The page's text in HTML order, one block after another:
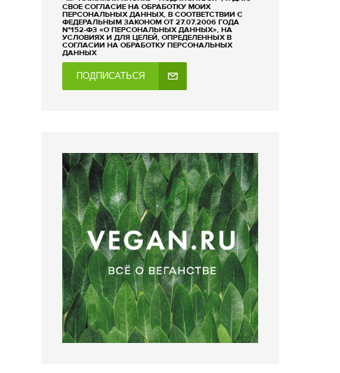
СВОЕ СОГЛАСИЕ НА ОБРАБОТКУ МОИХ
ПЕРСОНАЛЬНЫХ ДАННЫХ, В СООТВЕТСТВИИ С
ФЕДЕРАЛЬНЫМ ЗАКОНОМ ОТ 27.07.2006 ГОДА
№152-ФЗ «О ПЕРСОНАЛЬНЫХ ДАННЫХ», НА
УСЛОВИЯХ И ДЛЯ ЦЕЛЕЙ, ОПРЕДЕЛЕННЫХ В
СОГЛАСИИ НА ОБРАБОТКУ ПЕРСОНАЛЬНЫХ
ДАННЫХ
ПОДПИСАТЬСЯ